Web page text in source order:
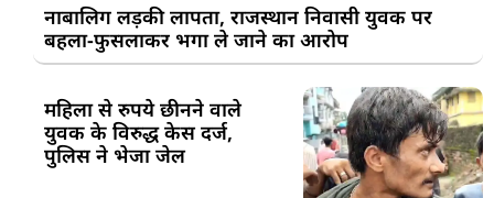
नाबालिग लड़की लापता, राजस्थान निवासी युवक पर
बहला-फुसलाकर भगा ले जाने का आरोप
महिला से रुपये छीनने वाले
युवक के विरुद्ध केस दर्ज,
पुलिस ने भेजा जेल